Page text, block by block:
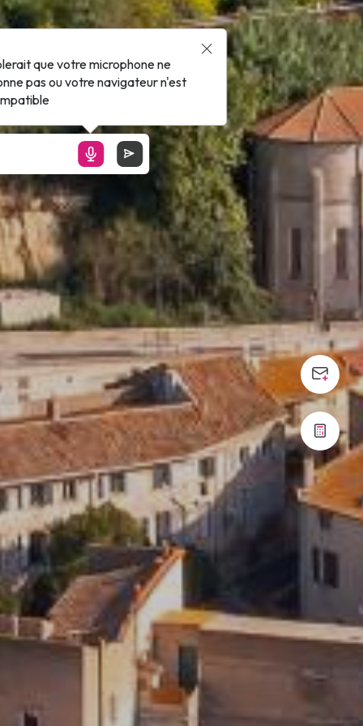
que votre microphone ne
pas ou votre navigateur n'est